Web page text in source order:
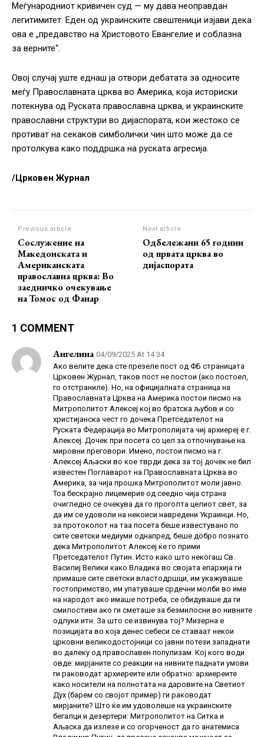
Меѓународниот кривичен суд — му дава неоправдан
легитимитет. Еден од украинските свештеници изјави дека
ова е „предавство на Христовото Евангелие и соблазна
за верните“.
Овој случај уште еднаш ја отвори дебатата за односите
меѓу Православната црква во Америка, која историски
потекнува од Руската православна црква, и украинските
православни структури во дијаспората, кои жестоко се
противат на секаков симболички чин што може да се
протолкува како поддршка на руската агресија.
/Црковен Журнал
Previous article
Сослужение на
Македонската и
Американската
православна црква: Во
заедничко очекување
на Томос од Фанар
Next article
Одбележани 65 години
од првата црква во
дијаспората
1 COMMENT
Ангелина 04/09/2025 At 14:34
Ако велите дека сте презеле пост од ФБ страницата
Црковен Журнал, таков пост не постои (ако постоел,
го отстраниле). Но, на официјалната страница на
Православната Црква на Америка постои писмо на
Митрополитот Алексеј кој во братска љубов и со
христијанска чест го дочека Претседателот на
Руската Федерација во Митрополијата чиј архиереј е г.
Алексеј. Дочек при посета со цел за отпочнување на
мировни преговори. Имено, постои писмо на г.
Алексеј Аљаски во кое тврди дека за тој дочек не бил
известен Поглаварот на Православната Црква во
Америка, за чија прошка Митрополитот моли јавно.
Тоа бескрајно лицемерие од сеедно чија страна
очигледно се очекува да го проголта целиот свет, за
да им се удоволи на некоиси навредени Украинци. Но,
за протоколот на таа посета беше известувано по
сите светски медиуми однапред, беше добро познато
дека Митрополитот Алексеј ќе го прими
Претседателот Путин. Исто како што некогаш Св.
Василиј Велики како Владика во својата епархија ги
примаше сите светски властодршци, им укажуваше
гостопримство, им упатуваше срдечни молби во име
на народот ако имаше потреба, се обидуваше да ги
смилостиви ако ги сметаше за безмилосни во нивните
одлуки итн. За што се извинува тој? Мизерна е
позицијата во која денес себеси се ставаат некои
црковни великодостојници со јавни потези западнати
во далеку од православен популизам. Кој кого води
овде: мирјаните со реакции на нивните паднати умови
ги раководат архиереите или обратно: архиереите
како носители на полнотата на даровите на Светиот
Дух (барем со својот пример) ги раководат
мирјаните? Што ќе им удоволеше на украинските
бегалци и дезертери: Митрополитот на Ситка и
Аљаска да излезе и со огорченост да го анатемиса